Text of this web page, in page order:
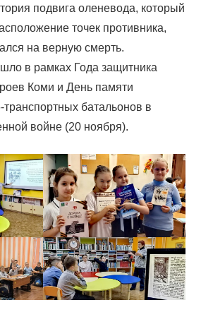
подвига оленевода, который
точек противника,
на верную смерть.
в рамках Года защитника
Коми и День памяти
транспортных батальонов в
войне (20 ноября).